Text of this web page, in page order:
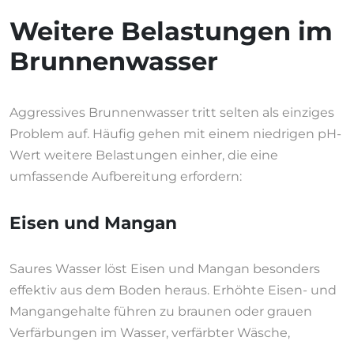
Weitere Belastungen im
Brunnenwasser
Aggressives Brunnenwasser tritt selten als einziges
Problem auf. Häufig gehen mit einem niedrigen pH-
Wert weitere Belastungen einher, die eine
umfassende Aufbereitung erfordern:
Eisen und Mangan
Saures Wasser löst Eisen und Mangan besonders
effektiv aus dem Boden heraus. Erhöhte Eisen- und
Mangangehalte führen zu braunen oder grauen
Verfärbungen im Wasser, verfärbter Wäsche,